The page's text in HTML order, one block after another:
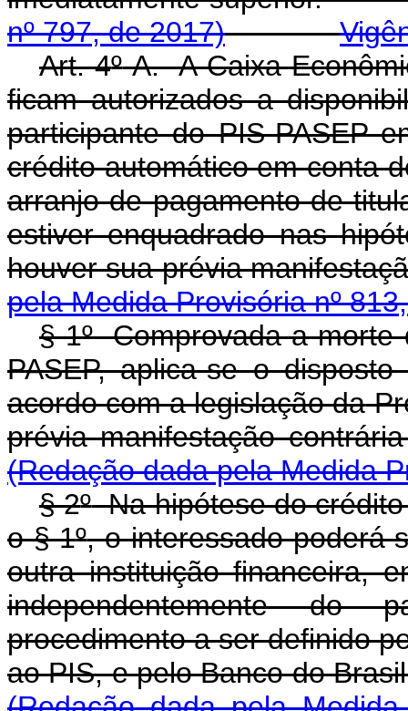
nº 797, de 2017)
Art. 4º-A. A Caixa
ficam autorizados a
participante do PIS-PASEP
crédito automático em conta
arranjo de pagamento de
estiver enquadrado nas
houver sua prévia
pela Medida Provisória nº
§ 1ºComprovada a morte
PASEP, aplica-se o
acordo com a legislação da
prévia manifestação
(Redação dada pela Medida
§ 2ºNa hipótese do
o § 1º, o interessado poderá
outra instituição financeira,
independentemente do
procedimento a ser definido
ao PIS, e pelo Banco do